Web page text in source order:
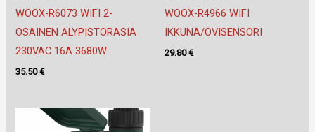
WOOX-R6073 WIFI 2-
OSAINEN ÄLYPISTORASIA
230VAC 16A 3680W
35.50€
WOOX-R4966 WIFI
IKKUNA/OVISENSORI
29.80€